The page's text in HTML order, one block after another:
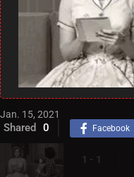
Jan. 15, 2021
Shared 0 Facebook
1 - 1